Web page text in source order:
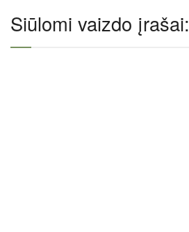
Siūlomi vaizdo įrašai: